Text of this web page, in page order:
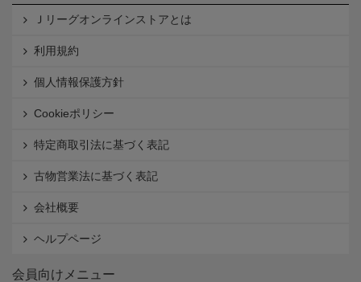
Ｊリーグオンラインストアとは
利用規約
個人情報保護方針
Cookieポリシー
特定商取引法に基づく表記
古物営業法に基づく表記
会社概要
ヘルプページ
会員向けメニュー